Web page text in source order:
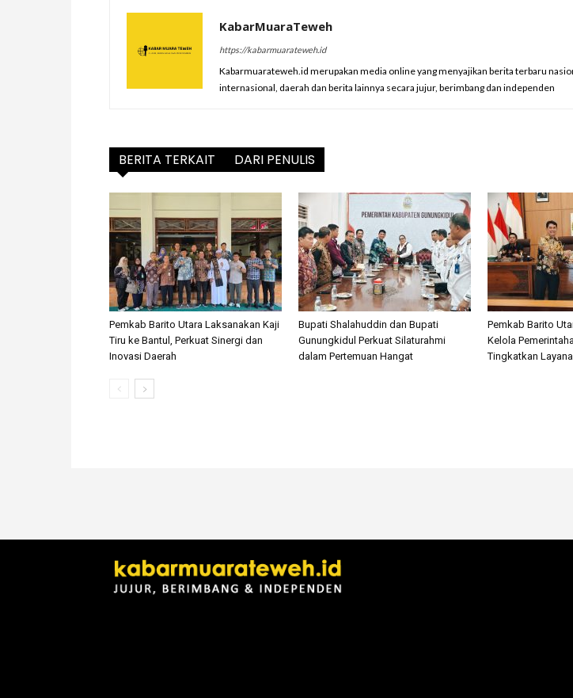
KabarMuaraTeweh
https://kabarmuarateweh.id
Kabarmuarateweh.id merupakan media online yang menyajikan berita terbaru
internasional, daerah dan berita lainnya secara jujur, berimbang dan independen
BERITA TERKAIT DARI PENULIS
Pemkab Barito Utara Laksanakan Kaji
Tiru ke Bantul, Perkuat Sinergi dan
Inovasi Daerah
Bupati Shalahuddin dan Bupati
Gunungkidul Perkuat Silaturahmi
dalam Pertemuan Hangat
Pemkab Barito
Kelola
Tingkatkan